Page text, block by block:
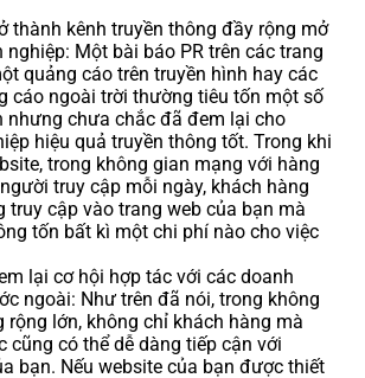
thành kênh truyền thông đầy rộng mở
nghiệp: Một bài báo PR trên các trang
quảng cáo trên truyền hình hay các
cáo ngoài trời thường tiêu tốn một số
nhưng chưa chắc đã đem lại cho
hiệu quả truyền thông tốt. Trong khi
trong không gian mạng với hàng
truy cập mỗi ngày, khách hàng
truy cập vào trang web của bạn mà
tốn bất kì một chi phí nào cho việc
lại cơ hội hợp tác với các doanh
ngoài: Như trên đã nói, trong không
rộng lớn, không chỉ khách hàng mà
cũng có thể dễ dàng tiếp cận với
bạn. Nếu website của bạn được thiết